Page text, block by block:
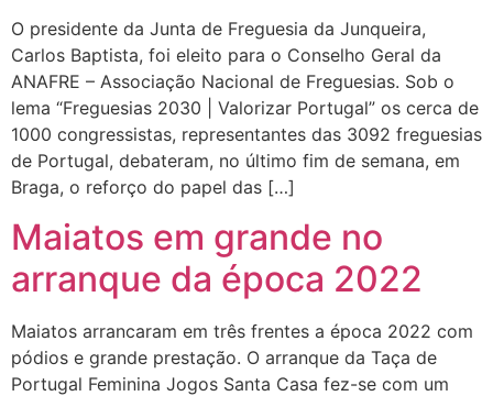
O presidente da Junta de Freguesia da Junqueira,
Carlos Baptista, foi eleito para o Conselho Geral da
ANAFRE – Associação Nacional de Freguesias. Sob o
lema “Freguesias 2030 | Valorizar Portugal” os cerca de
1000 congressistas, representantes das 3092 freguesias
de Portugal, debateram, no último fim de semana, em
Braga, o reforço do papel das […]
Maiatos em grande no
arranque da época 2022
Maiatos arrancaram em três frentes a época 2022 com
pódios e grande prestação. O arranque da Taça de
Portugal Feminina Jogos Santa Casa fez-se com um